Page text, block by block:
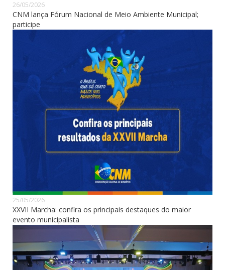
26/05/2026
CNM lança Fórum Nacional de Meio Ambiente Municipal;
participe
25/05/2026
XXVII Marcha: confira os principais destaques do maior
evento municipalista